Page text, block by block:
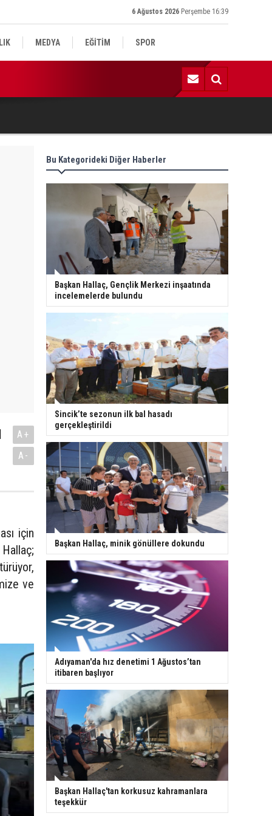
6 Ağustos 2026 Perşembe 16:39
MEDYA EĞİTİM SPOR
A+
A-
için
ve
Bu Kategorideki Diğer Haberler
Başkan Hallaç, Gençlik Merkezi inşaatında
incelemelerde bulundu
Sincik’te sezonun ilk bal hasadı
gerçekleştirildi
Başkan Hallaç, minik gönüllere dokundu
Adıyaman'da hız denetimi 1 Ağustos’tan
itibaren başlıyor
Başkan Hallaç'tan korkusuz kahramanlara
teşekkür